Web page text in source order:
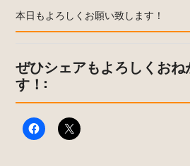
本日もよろしくお願い致します！
ぜひシェアもよろしくおね
す！: